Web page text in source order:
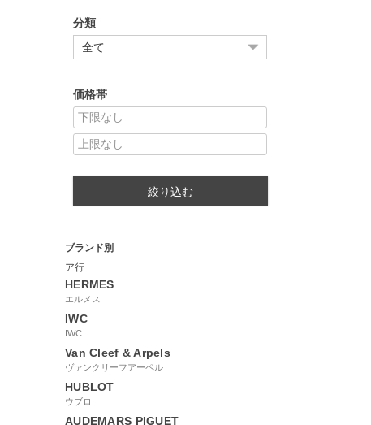
分類
価格帯
絞り込む
ブランド別
ア行
HERMES
エルメス
IWC
IWC
Van Cleef & Arpels
ヴァンクリーフアーペル
HUBLOT
ウブロ
AUDEMARS PIGUET